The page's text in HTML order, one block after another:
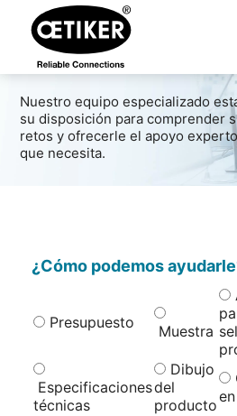
Nuestro equipo especializado
su disposición para comprender
retos y ofrecerle el apoyo experto
que necesita.
¿Cómo podemos
Presupuesto Muestra
Especificaciones
técnicas
Dibujo
del
producto